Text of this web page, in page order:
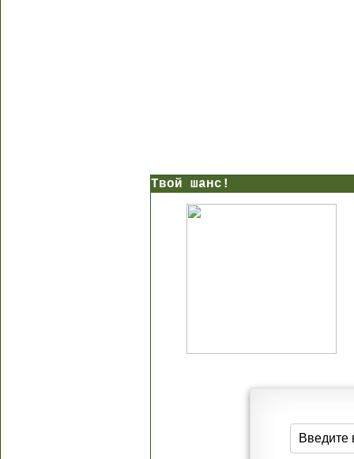
Твой шанс!